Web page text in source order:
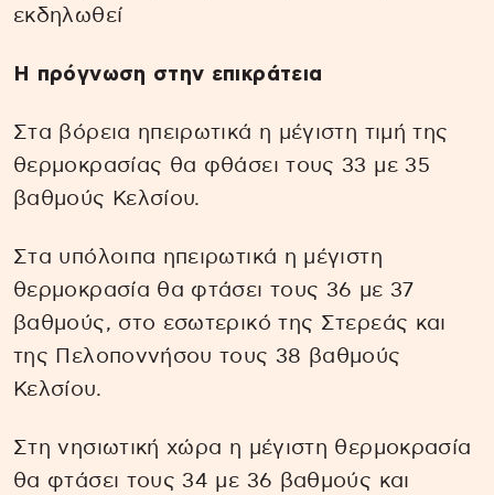
εκδηλωθεί
Η πρόγνωση στην επικράτεια
Στα βόρεια ηπειρωτικά η μέγιστη τιμή της
θερμοκρασίας θα φθάσει τους 33 με 35
βαθμούς Κελσίου.
Στα υπόλοιπα ηπειρωτικά η μέγιστη
θερμοκρασία θα φτάσει τους 36 με 37
βαθμούς, στο εσωτερικό της Στερεάς και
της Πελοποννήσου τους 38 βαθμούς
Κελσίου.
Στη νησιωτική χώρα η μέγιστη θερμοκρασία
θα φτάσει τους 34 με 36 βαθμούς και